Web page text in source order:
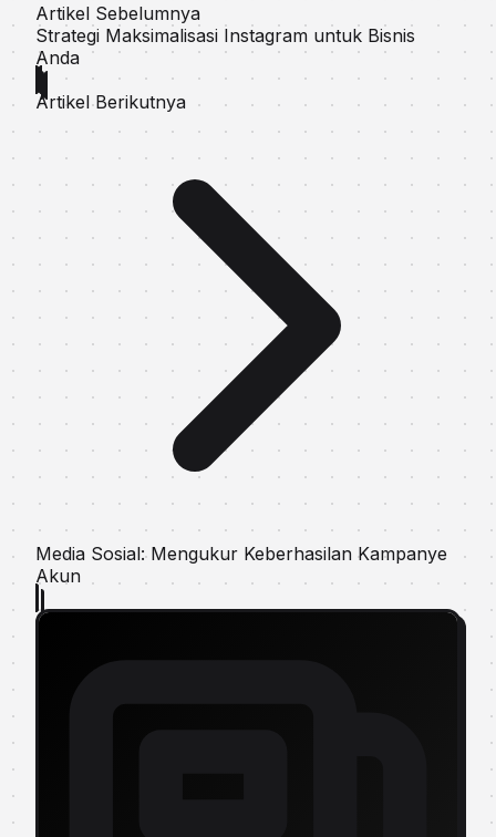
Artikel Sebelumnya
Strategi Maksimalisasi Instagram untuk Bisnis
Anda
Artikel Berikutnya
Media Sosial: Mengukur Keberhasilan Kampanye
Akun